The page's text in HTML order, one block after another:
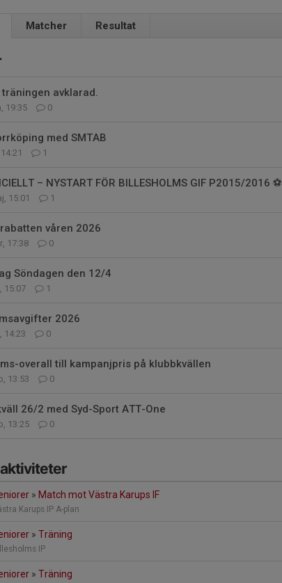
Matcher Resultat
träningen avklarad.
19:35 0
med SMTAB
1
– NYSTART FÖR BILLESHOLMS GIF P2015/2016 ⚽
15:01 1
våren 2026
17:38 0
Söndagen den 12/4
15:07 1
2026
14:23 0
overall till kampanjpris på klubbkvällen
13:53 0
26/2 med Syd-Sport ATT-One
13:25 0
» Match mot Västra Karups IF
Karups IP A-plan
» Träning
IP
» Träning